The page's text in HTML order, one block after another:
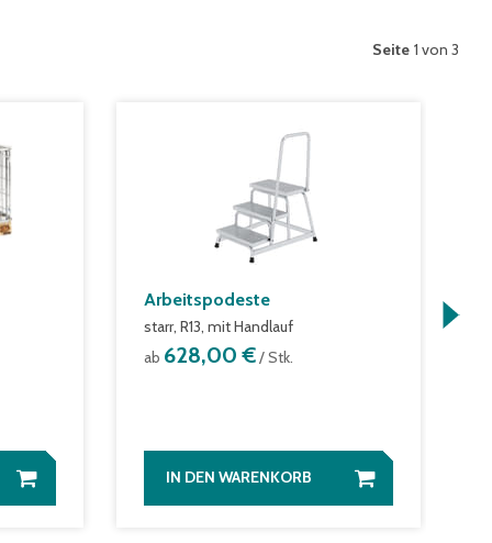
Seite 1 von 3
Arbeitspodeste
starr, R13, mit Handlauf
ab 628,00 €/ Stk.
IN DEN WARENKORB